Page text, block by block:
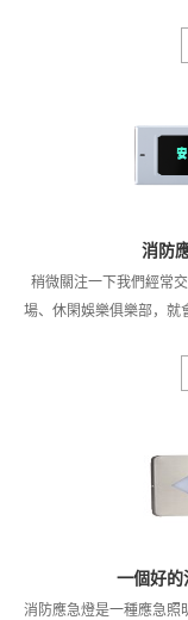
消防
稍微關注一下我們經常
場、休閑娛樂俱樂部，就
們忽視，以為它們的作
其實不然。
一個好的
消防應急燈是一種應急照